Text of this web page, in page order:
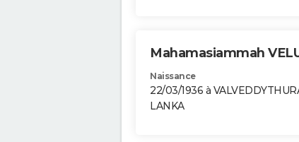
Mahamasiammah
Naissance
22/03/1936 à
LANKA